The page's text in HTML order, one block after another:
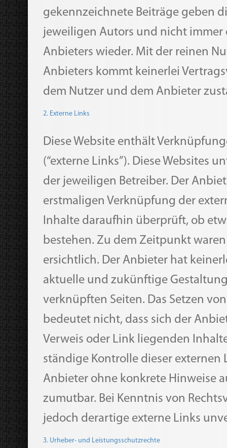
gekennzeichnete Beiträge geben
jeweiligen Autors und nicht immer
Anbieters wieder. Mit der reinen
Anbieters kommt keinerlei
dem Nutzer und dem Anbieter
2. Externe Links
Diese Website enthält
(“externe Links”). Diese Websites
der jeweiligen Betreiber. Der
erstmaligen Verknüpfung der
Inhalte daraufhin überprüft, ob
bestehen. Zu dem Zeitpunkt
ersichtlich. Der Anbieter hat
aktuelle und zukünftige
verknüpften Seiten. Das Setzen
bedeutet nicht, dass sich der
Verweis oder Link liegenden
ständige Kontrolle dieser externen
Anbieter ohne konkrete Hinweise
zumutbar. Bei Kenntnis von
jedoch derartige externe Links
3. Urheber- und Leistungsschutzrechte